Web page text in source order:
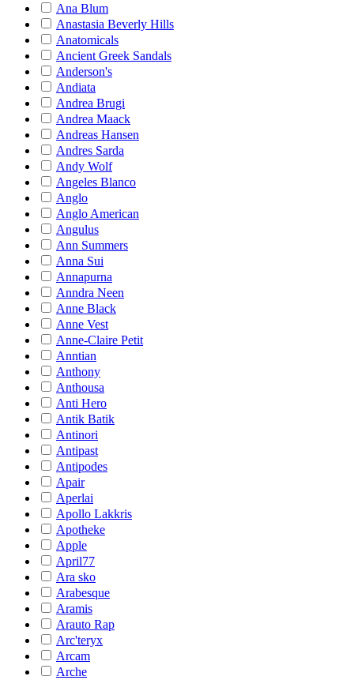
Ana Blum
Anastasia Beverly Hills
Anatomicals
Ancient Greek Sandals
Anderson's
Andiata
Andrea Brugi
Andrea Maack
Andreas Hansen
Andres Sarda
Andy Wolf
Angeles Blanco
Anglo
Anglo American
Angulus
Ann Summers
Anna Sui
Annapurna
Anndra Neen
Anne Black
Anne Vest
Anne-Claire Petit
Anntian
Anthony
Anthousa
Anti Hero
Antik Batik
Antinori
Antipast
Antipodes
Apair
Aperlai
Apollo Lakkris
Apotheke
Apple
April77
Ara sko
Arabesque
Aramis
Arauto Rap
Arc'teryx
Arcam
Arche